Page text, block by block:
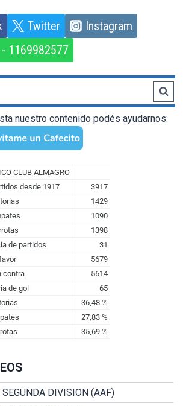
Twitter
Instagram
1169982577
nuestro contenido podés ayudarnos:
DIVISION (AAF)